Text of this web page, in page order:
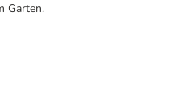
Garten.